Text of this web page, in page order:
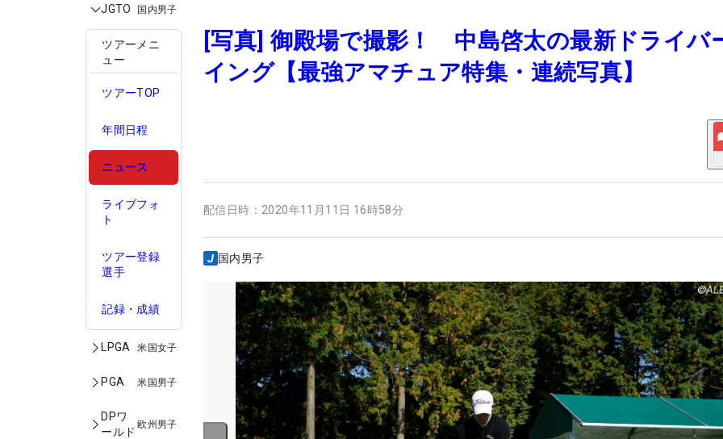
JGTO 国内男子
ツアーメニ
ュー
ツアーTOP
年間日程
ニュース
ライブフォ
ト
ツアー登録
選手
記録・成績
LPGA 米国女子
PGA 米国男子
DPワ
ールド
欧州男子
[写真] 御殿場で撮影！ 中島啓太の最新ドライバ
イング【最強アマチュア特集・連続写真】
配信日時： 2020年11月11日 16時58分
国内男子